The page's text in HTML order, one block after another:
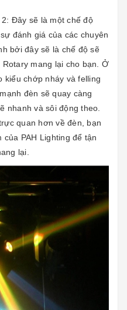
Đây sẽ là một chế độ
đánh giá của các chuyên
bởi đây sẽ là chế độ sẽ
mang lại cho bạn. Ở
kiểu chớp nháy và felling
đèn sẽ quay càng
nhanh và sôi động theo.
quan hơn về đèn, bạn
PAH Lighting để tận
lại.